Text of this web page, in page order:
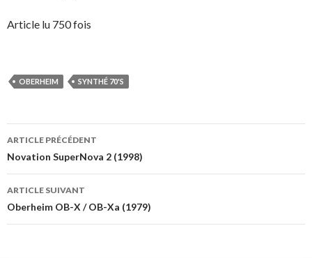
Article lu 750 fois
OBERHEIM SYNTHÉ 70'S
Navigation
des
articles
ARTICLE PRÉCÉDENT
Novation SuperNova 2 (1998)
ARTICLE SUIVANT
Oberheim OB-X / OB-Xa (1979)